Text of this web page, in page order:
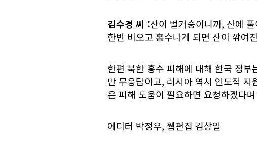
김수경 씨 :산이 벌거숭이니까, 산에
한번 비오고 홍수나게 되면 산이 깎여
한편 북한 홍수 피해에 대해 한국 정
만 무응답이고, 러시아 역시 인도적
은 피해 도움이 필요하면 요청하겠다
에디터 박정우, 웹편집 김상일